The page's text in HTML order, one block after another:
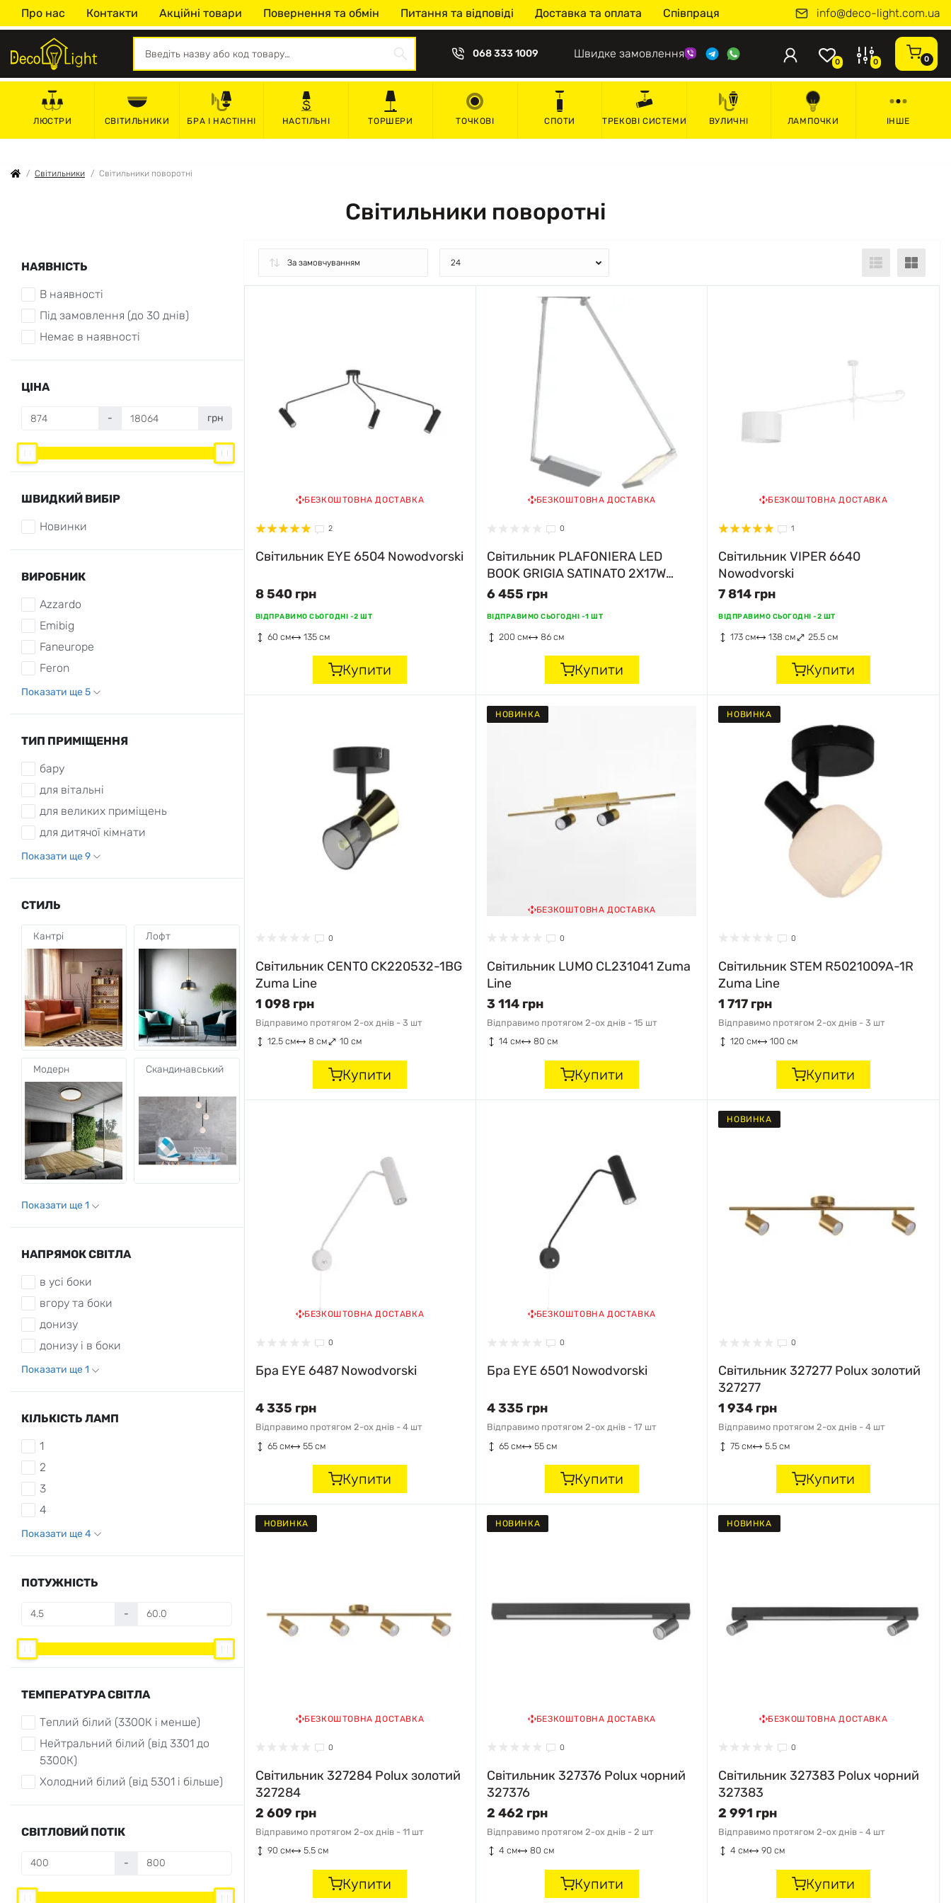
Про нас Контакти Акційні товари Повернення та обмін Питання та відповіді Доставка та оплата Співпраця info@deco-light.com.ua
068 333 1009 Швидке замовлення
0 0 0
ЛЮСТРИ СВІТИЛЬНИКИ БРА І НАСТІННІ НАСТІЛЬНІ ТОРШЕРИ ТОЧКОВІ СПОТИ ТРЕКОВІ СИСТЕМИ ВУЛИЧНІ ЛАМПОЧКИ ІНШЕ
Світильники Світильники поворотні
Світильники поворотні
НАЯВНІСТЬ
В наявності
Під замовлення (до 30 днів)
Немає в наявності
ЦІНА
- грн
ШВИДКИЙ ВИБІР
Новинки
ВИРОБНИК
Azzardo
Emibig
Faneurope
Feron
Показати ще 5
ТИП ПРИМІЩЕННЯ
бару
для вітальні
для великих приміщень
для дитячої кімнати
Показати ще 9
СТИЛЬ
Кантрі Лофт
Модерн Скандинавський
Показати ще 1
НАПРЯМОК СВІТЛА
в усі боки
вгору та боки
донизу
донизу і в боки
Показати ще 1
КІЛЬКІСТЬ ЛАМП
1
2
3
4
Показати ще 4
ПОТУЖНІСТЬ
-
ТЕМПЕРАТУРА СВІТЛА
Теплий білий (3300К і менше)
Нейтральний білий (від 3301 до
5300К)
Холодний білий (від 5301 і більше)
СВІТЛОВИЙ ПОТІК
-
БЕЗКОШТОВНА ДОСТАВКА
2
Світильник EYE 6504 Nowodvorski
8 540 грн
ВІДПРАВИМО СЬОГОДНІ -2 ШТ
60 см 135 см
Купити
БЕЗКОШТОВНА ДОСТАВКА
0
Світильник PLAFONIERA LED
BOOK GRIGIA SATINATO 2X17W
2600LM 3200K 8031440359863
6 455 грн
ВІДПРАВИМО СЬОГОДНІ -1 ШТ
200 см 86 см
Купити
БЕЗКОШТОВНА ДОСТАВКА
1
Світильник VIPER 6640
Nowodvorski
7 814 грн
ВІДПРАВИМО СЬОГОДНІ -2 ШТ
173 см 138 см 25.5 см
Купити
0
Світильник CENTO CK220532-1BG
Zuma Line
1 098 грн
Відправимо протягом 2-ох днів - 3 шт
12.5 см
8 см 10 см
Купити
НОВИНКА
БЕЗКОШТОВНА ДОСТАВКА
0
Світильник LUMO CL231041 Zuma
Line
3 114 грн
Відправимо протягом 2-ох днів - 15 шт
14 см
80 см
Купити
НОВИНКА
0
Світильник STEM R5021009A-1R
Zuma Line
1 717 грн
Відправимо протягом 2-ох днів -3 шт
120 см
100 см
Купити
БЕЗКОШТОВНА ДОСТАВКА
0
Бра EYE 6487 Nowodvorski
4 335 грн
Відправимо протягом 2-ох днів - 4 шт
65 см
55 см
Купити
БЕЗКОШТОВНА ДОСТАВКА
0
Бра EYE 6501 Nowodvorski
4 335 грн
Відправимо протягом 2-ох днів - 17 шт
65 см
55 см
Купити
НОВИНКА
0
Світильник 327277 Polux золотий
327277
1 934 грн
Відправимо протягом 2-ох днів -4 шт
75 см
5.5 см
Купити
НОВИНКА
БЕЗКОШТОВНА ДОСТАВКА
0
Світильник 327284 Polux золотий
327284
2 609 грн
Відправимо протягом 2-ох днів - 11 шт
90 см
5.5 см
Купити
НОВИНКА
БЕЗКОШТОВНА ДОСТАВКА
0
Світильник 327376 Polux чорний
327376
2 462 грн
Відправимо протягом 2-ох днів - 2 шт
4 см
80 см
Купити
НОВИНКА
БЕЗКОШТОВНА ДОСТАВКА
0
Світильник 327383 Polux чорний
327383
2 991 грн
Відправимо протягом 2-ох днів -4 шт
4 см
90 см
Купити